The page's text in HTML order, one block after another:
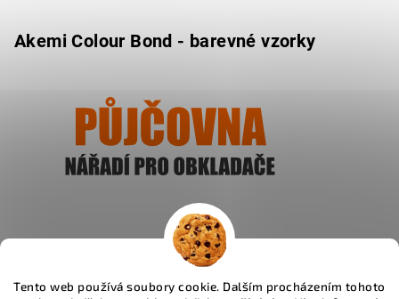
Tento web používá soubory cookie. Dalším procházením tohoto
Akemi Colour Bond - barevné vzorky
Ukázat